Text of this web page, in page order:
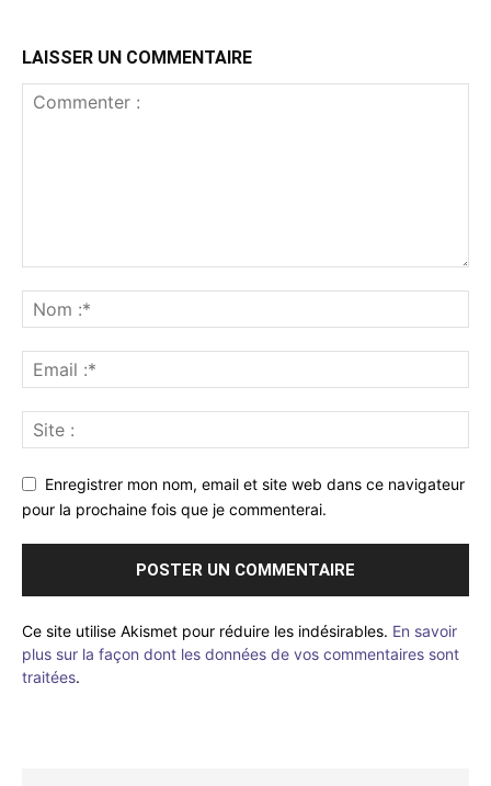
LAISSER UN COMMENTAIRE
Enregistrer mon nom, email et site web dans ce navigateur
pour la prochaine fois que je commenterai.
Ce site utilise Akismet pour réduire les indésirables. En savoir
plus sur la façon dont les données de vos commentaires sont
traitées.